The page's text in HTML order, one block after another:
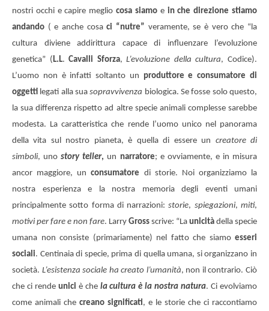
nostri occhi e capire megliocosa siamo ein che direzione stiamo
andando ( e anche cosaci “nutre” veramente, se è vero che “la
cultura diviene addirittura capace di influenzare l’evoluzione
genetica” (L.L.Cavalli Sforza,L’evoluzione della cultura, Codice).
L’uomo non è infatti soltanto un produttore e consumatore di
oggetti legati alla suasopravvivenza biologica. Se fosse solo questo,
la sua differenza rispetto ad altre specie animali complesse sarebbe
modesta. La caratteristica che rende l’uomo unico nel panorama
della vita sul nostro pianeta, è quella di essere un creatore di
simboli, unostory teller, un narratore; e ovviamente, e in misura
ancor maggiore, unconsumatore di storie. Noi organizziamo la
nostra esperienza e la nostra memoria degli eventi umani
principalmente sotto forma di narrazioni:storie, spiegazioni,miti,
motivi per fare e non fare. Larry Gross scrive: “La unicità della specie
umana non consiste (primariamente) nel fatto che siamo esseri
sociali. Centinaia di specie, prima di quella umana, si organizzano in
società. L’esistenza sociale ha creato l’umanità, non il contrario. Ciò
che ci rende unici è che la cultura è la nostra natura. Ci evolviamo
come animali che creano significati, e le storie che ci raccontiamo